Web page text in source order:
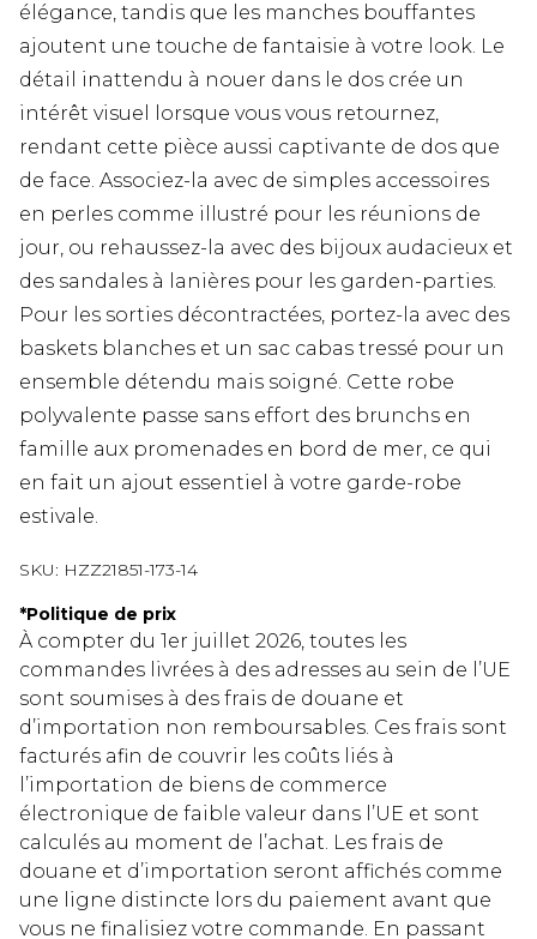
élégance, tandis que les manches bouffantes
ajoutent une touche de fantaisie à votre look. Le
détail inattendu à nouer dans le dos crée un
intérêt visuel lorsque vous vous retournez,
rendant cette pièce aussi captivante de dos que
de face. Associez-la avec de simples accessoires
en perles comme illustré pour les réunions de
jour, ou rehaussez-la avec des bijoux audacieux et
des sandales à lanières pour les garden-parties.
Pour les sorties décontractées, portez-la avec des
baskets blanches et un sac cabas tressé pour un
ensemble détendu mais soigné. Cette robe
polyvalente passe sans effort des brunchs en
famille aux promenades en bord de mer, ce qui
en fait un ajout essentiel à votre garde-robe
estivale.
SKU: HZZ21851-173-14
*Politique de prix
À compter du 1er juillet 2026, toutes les
commandes livrées à des adresses au sein de l’UE
sont soumises à des frais de douane et
d’importation non remboursables. Ces frais sont
facturés afin de couvrir les coûts liés à
l’importation de biens de commerce
électronique de faible valeur dans l’UE et sont
calculés au moment de l’achat. Les frais de
douane et d’importation seront affichés comme
une ligne distincte lors du paiement avant que
vous ne finalisiez votre commande. En passant